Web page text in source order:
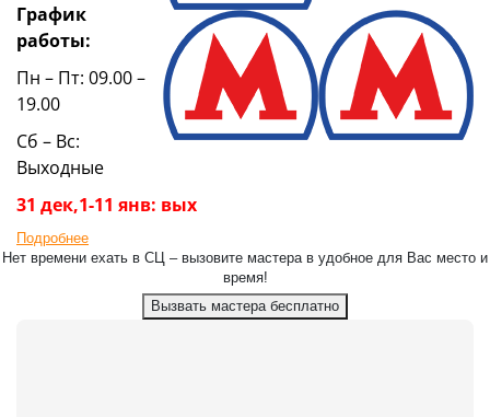
График
работы:
Пн – Пт: 09.00 –
19.00
Сб – Вс:
Выходные
31 дек,1-11 янв: вых
Подробнее
Нет времени ехать в СЦ – вызовите мастера в удобное для Вас место и
время!
Вызвать мастера бесплатно